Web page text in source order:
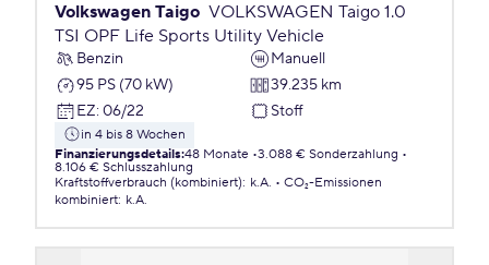
Volkswagen Taigo VOLKSWAGEN Taigo 1.0
TSI OPF Life Sports Utility Vehicle
Benzin
Manuell
95 PS (70 kW)
39.235 km
EZ: 06/22 Stoff
in 4 bis 8 Wochen
Finanzierungsdetails:48 Monate 3.088 € Sonderzahlung
8.106 € Schlusszahlung
Kraftstoffverbrauch (kombiniert): k.A.
CO₂-Emissionen
kombiniert: k.A.